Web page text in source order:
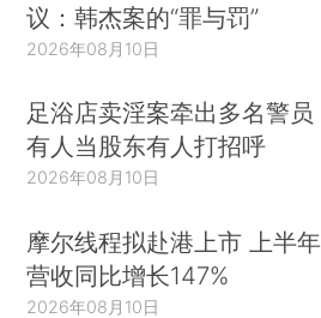
议：韩杰案的“罪与罚”
2026年08月10日
足浴店卖淫案牵出多名警员
有人当股东有人打招呼
2026年08月10日
摩尔线程拟赴港上市 上半年
营收同比增长147%
2026年08月10日